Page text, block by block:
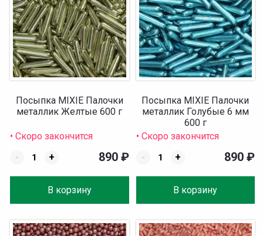
Посыпка MIXIE Палочки
металлик Желтые 600 г
• Скоро закончится
-
+
В корзину
890 ₽
Посыпка MIXIE Палочки
металлик Голубые 6 мм
600 г
• Скоро закончится
-
+
В корзину
890 ₽